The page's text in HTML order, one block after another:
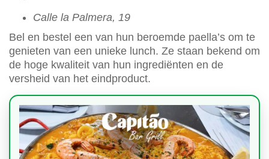
Calle la Palmera, 19
Bel en bestel een van hun beroemde paella’s om te
genieten van een unieke lunch. Ze staan bekend om
de hoge kwaliteit van hun ingrediënten en de
versheid van het eindproduct.